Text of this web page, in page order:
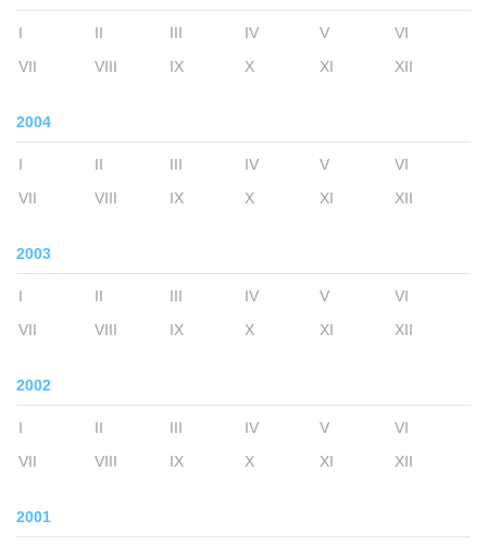
I II III IV V
VI
VII
VIII IX X XI XII
2004
I II III IV V
VI
VII
VIII IX X XI XII
2003
I II III IV V
VI
VII
VIII IX X XI XII
2002
I II III IV V
VI
VII
VIII IX X XI XII
2001